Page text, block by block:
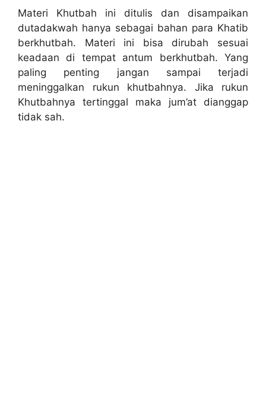
Materi Khutbah ini ditulis dan disampaikan
dutadakwah hanya sebagai bahan para Khatib
berkhutbah. Materi ini bisa dirubah sesuai
keadaan di tempat antum berkhutbah. Yang
paling penting jangan sampai terjadi
meninggalkan rukun khutbahnya. Jika rukun
Khutbahnya tertinggal maka jum’at dianggap
tidak sah.